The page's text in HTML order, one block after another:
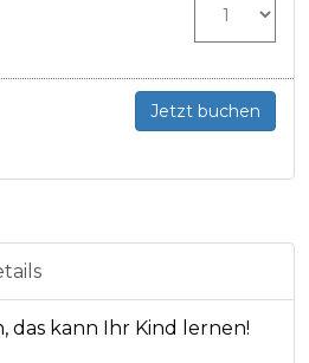
Jetzt buchen
das kann Ihr Kind lernen!